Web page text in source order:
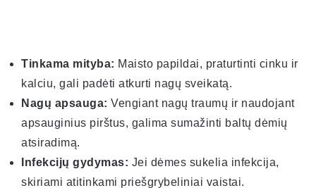
Tinkama mityba: Maisto papildai, praturtinti cinku ir
kalciu, gali padėti atkurti nagų sveikatą.
Nagų apsauga: Vengiant nagų traumų ir naudojant
apsauginius pirštus, galima sumažinti baltų dėmių
atsiradimą.
Infekcijų gydymas: Jei dėmes sukelia infekcija,
skiriami atitinkami priešgrybeliniai vaistai.